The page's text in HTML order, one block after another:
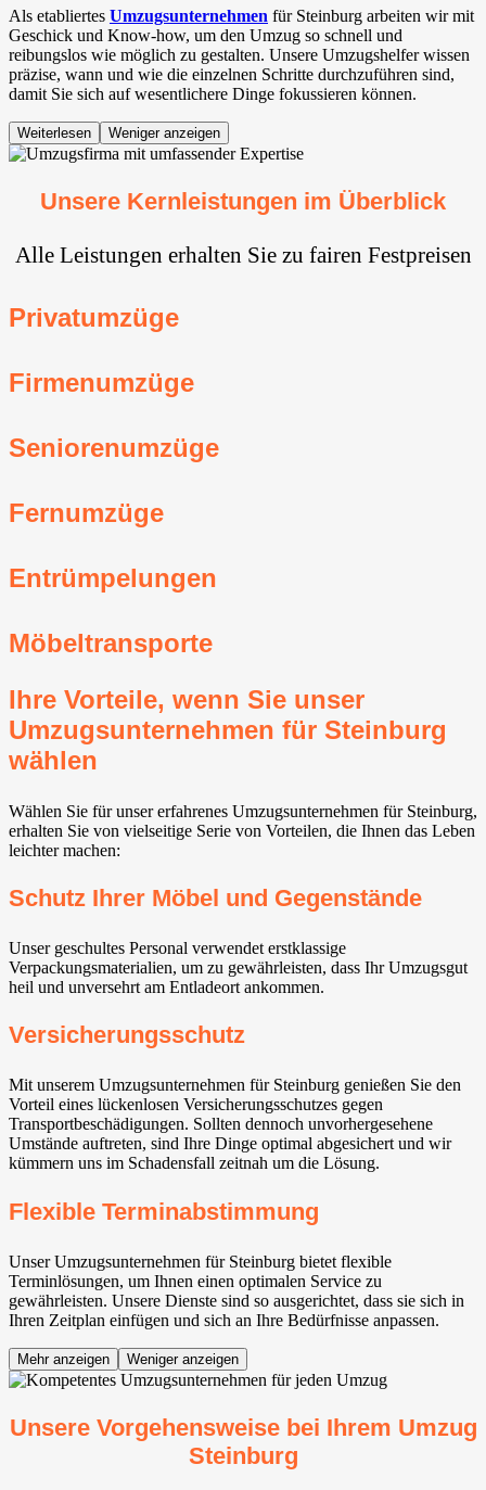
Als etabliertes Umzugsunternehmen für Steinburg arbeiten wir mit
Geschick und Know-how, um den Umzug so schnell und
reibungslos wie möglich zu gestalten. Unsere Umzugshelfer wissen
präzise, wann und wie die einzelnen Schritte durchzuführen sind,
damit Sie sich auf wesentlichere Dinge fokussieren können.
Weiterlesen Weniger anzeigen
Unsere Kernleistungen im Überblick
Alle Leistungen erhalten Sie zu fairen Festpreisen
Privatumzüge
Firmenumzüge
Seniorenumzüge
Fernumzüge
Entrümpelungen
Möbeltransporte
Ihre Vorteile, wenn Sie unser
Umzugsunternehmen für Steinburg
wählen
Wählen Sie für unser erfahrenes Umzugsunternehmen für Steinburg,
erhalten Sie von vielseitige Serie von Vorteilen, die Ihnen das Leben
leichter machen:
Schutz Ihrer Möbel und Gegenstände
Unser geschultes Personal verwendet erstklassige
Verpackungsmaterialien, um zu gewährleisten, dass Ihr Umzugsgut
heil und unversehrt am Entladeort ankommen.
Versicherungsschutz
Mit unserem Umzugsunternehmen für Steinburg genießen Sie den
Vorteil eines lückenlosen Versicherungsschutzes gegen
Transportbeschädigungen. Sollten dennoch unvorhergesehene
Umstände auftreten, sind Ihre Dinge optimal abgesichert und wir
kümmern uns im Schadensfall zeitnah um die Lösung.
Flexible Terminabstimmung
Unser Umzugsunternehmen für Steinburg bietet flexible
Terminlösungen, um Ihnen einen optimalen Service zu
gewährleisten. Unsere Dienste sind so ausgerichtet, dass sie sich in
Ihren Zeitplan einfügen und sich an Ihre Bedürfnisse anpassen.
Mehr anzeigen Weniger anzeigen
Unsere Vorgehensweise bei Ihrem Umzug
Steinburg